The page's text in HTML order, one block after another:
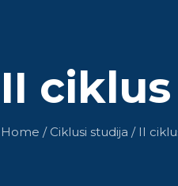
II
Home / Ciklusi studija / II